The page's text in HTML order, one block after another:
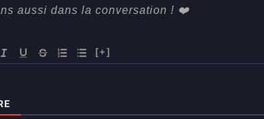
[+]